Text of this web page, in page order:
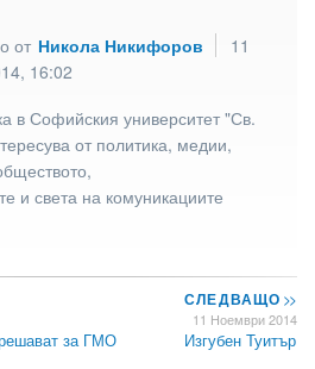
от Никола Никифоров
11
16:02
в Софийския университет "Св.
от политика, медии,
и света на комуникациите
за ГМО
СЛЕДВАЩО>>
11 Ноември 2014
Изгубен Туитър